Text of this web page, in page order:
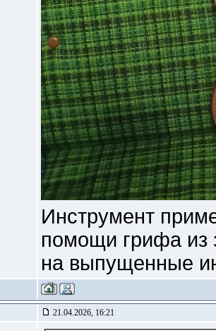
Инструмент
помощи грифа из
на выпущенные
21.04.2026, 16:21